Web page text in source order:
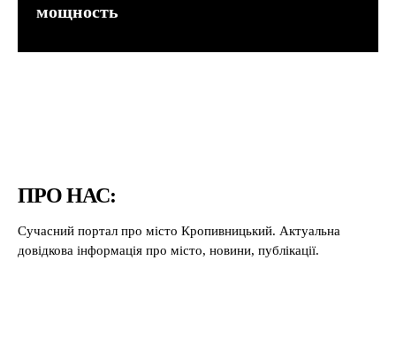
мощность
ПРО НАС:
Сучасний портал про місто Кропивницький. Актуальна
довідкова інформація про місто, новини, публікації.